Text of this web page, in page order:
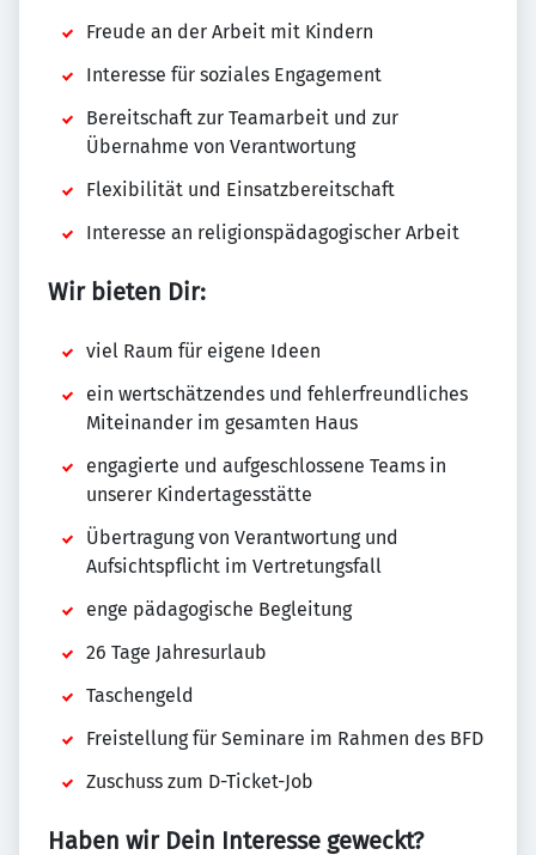
Freude an der Arbeit mit Kindern
Interesse für soziales Engagement
Bereitschaft zur Teamarbeit und zur
Übernahme von Verantwortung
Flexibilität und Einsatzbereitschaft
Interesse an religionspädagogischer Arbeit
Wir bieten Dir:
viel Raum für eigene Ideen
ein wertschätzendes und fehlerfreundliches
Miteinander im gesamten Haus
engagierte und aufgeschlossene Teams in
unserer Kindertagesstätte
Übertragung von Verantwortung und
Aufsichtspflicht im Vertretungsfall
enge pädagogische Begleitung
26 Tage Jahresurlaub
Taschengeld
Freistellung für Seminare im Rahmen des BFD
Zuschuss zum D-Ticket-Job
Haben wir Dein Interesse geweckt?